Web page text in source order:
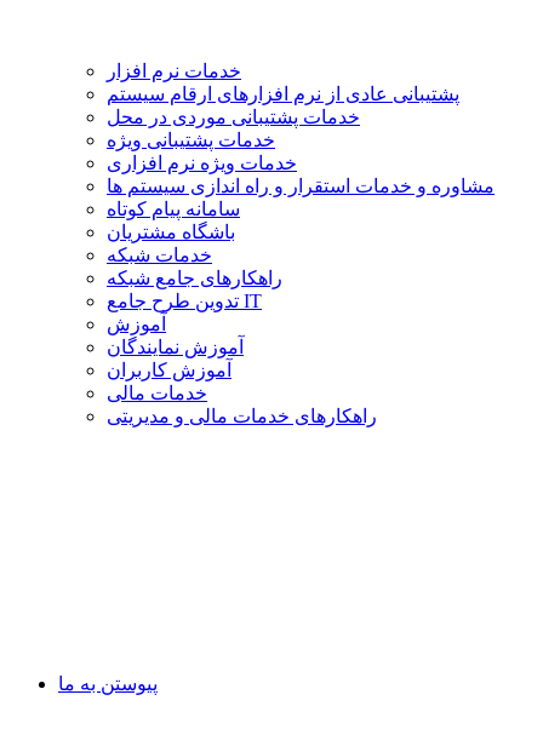
خدمات نرم افزار
پشتیبانی عادی از نرم افزارهای ارقام سیستم
خدمات پشتیبانی موردی در محل
خدمات پشتیبانی ویژه
خدمات ویژه نرم افزاری
مشاوره و خدمات استقرار و راه اندازی سیستم ها
سامانه پیام کوتاه
باشگاه مشتریان
خدمات شبکه
راهکارهای جامع شبکه
تدوین طرح جامع IT
آموزش
آموزش نمایندگان
آموزش کاربران
خدمات مالی
راهکارهای خدمات مالی و مدیریتی
پیوستن به ما